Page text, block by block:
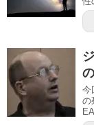
今
の